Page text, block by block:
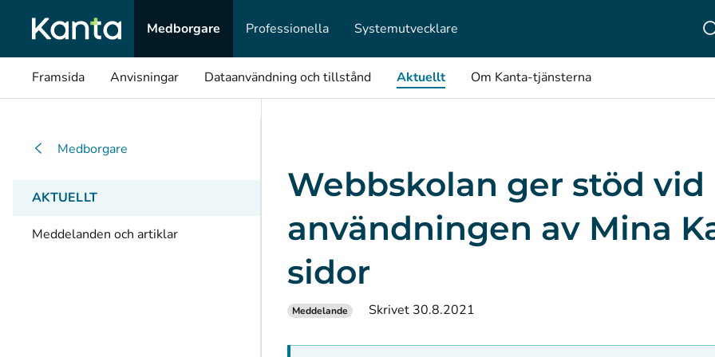
Medborgare
Professionella Systemutvecklare
Framsida Anvisningar Dataanvändning och tillstånd Aktuellt Om Kanta-tjänsterna
Medborgare
AKTUELLT
Meddelanden och artiklar
Webbskolan ger stöd vid
användningen av Mina
sidor
Meddelande Skrivet 30.8.2021